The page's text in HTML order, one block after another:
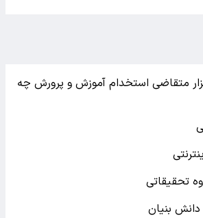
حذف ۱۹ هزار متقاضی استخدام آموزش و پرورش چه
تحقیقاتی
بنیان